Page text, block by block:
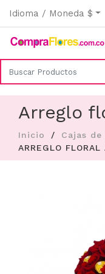
Idioma / Moneda $
Arreglo
Inicio
Cajas de
ARREGLO